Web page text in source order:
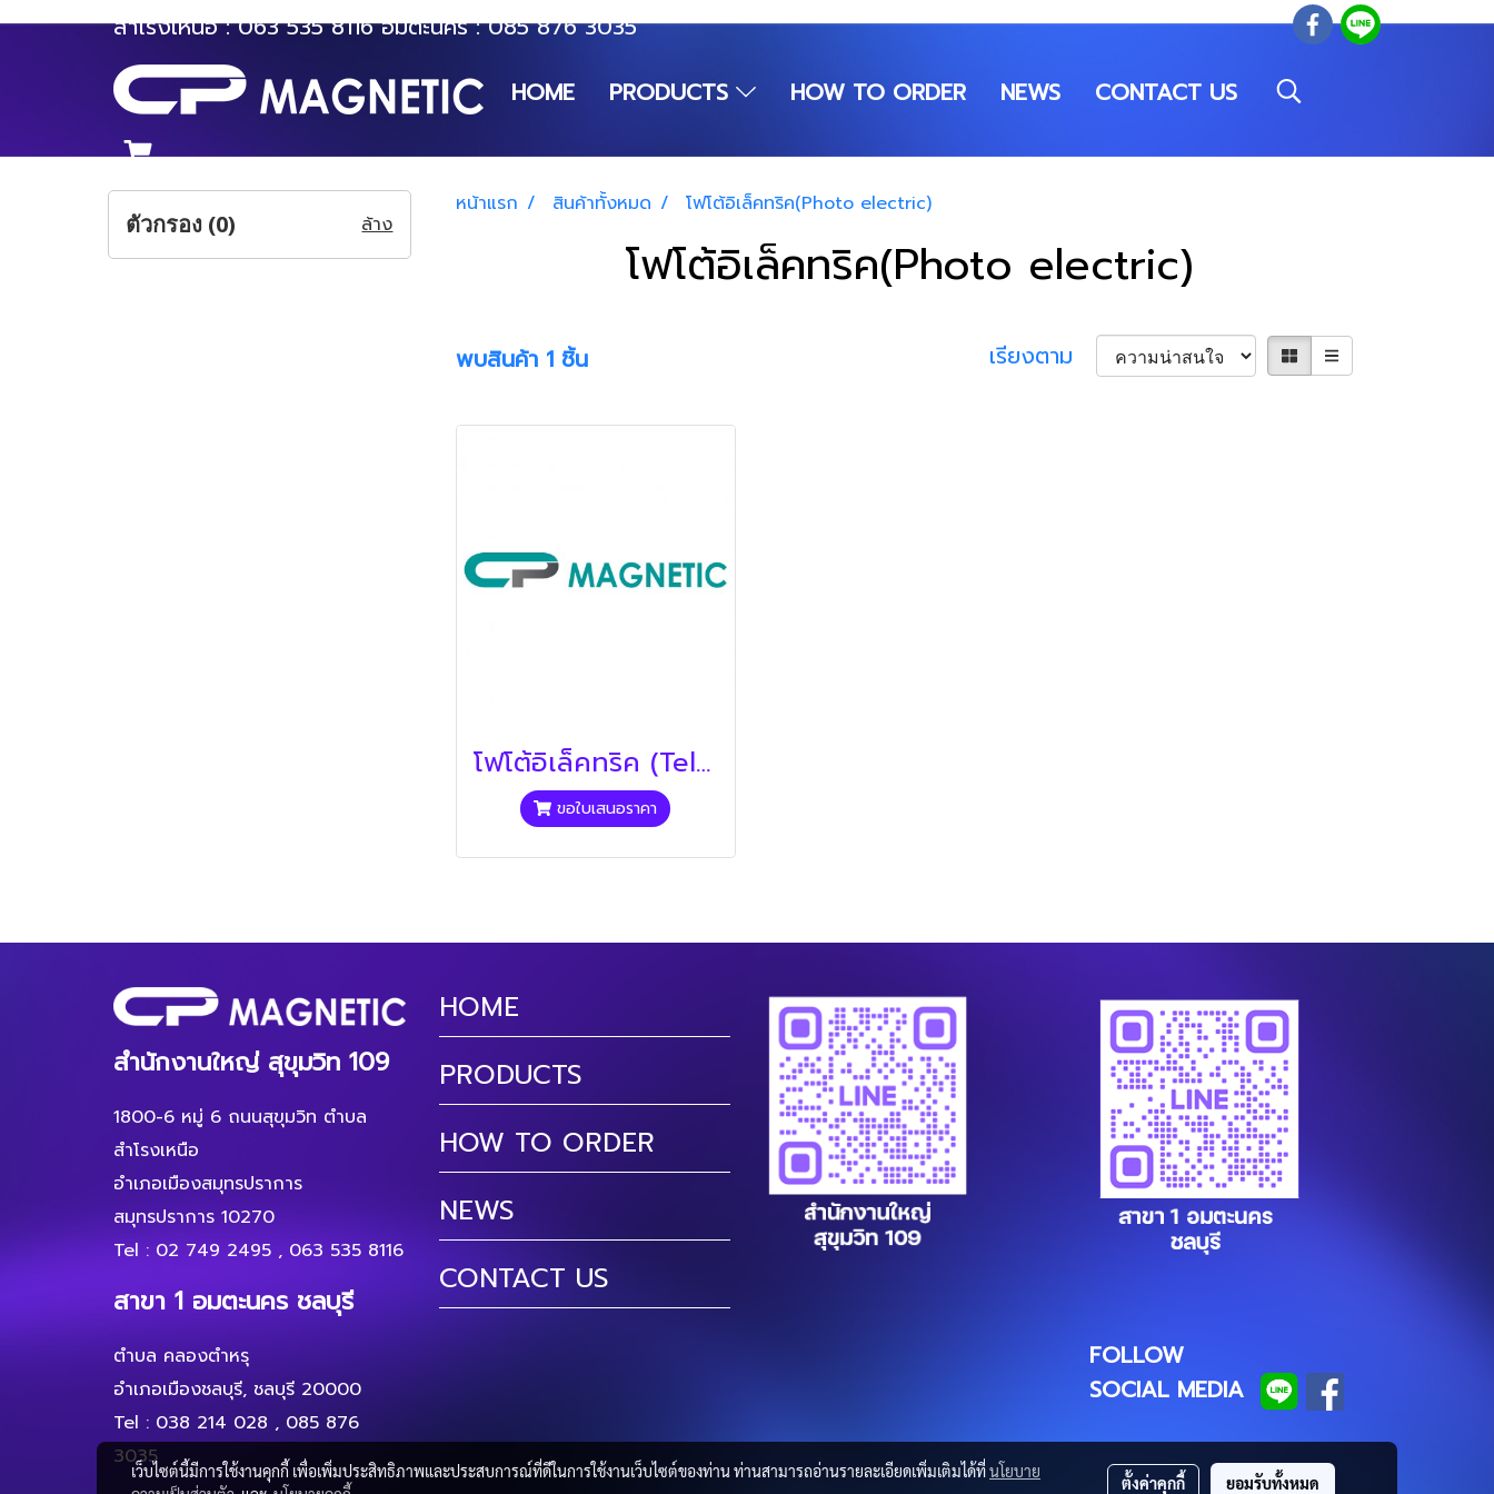
สำโรงเหนือ :063 535 8116อมตะนคร :085 876 3035
HOME
PRODUCTS HOW TO ORDER NEWS CONTACT US
หน้าแรก สินค้าทั้งหมด โฟโต้อิเล็คทริค(Photo electric)
โฟโต้อิเล็คทริค(Photo electric)
พบสินค้า 1 ชิ้น เรียงตาม
โฟโต้อิเล็คทริค (Telemecanique)
ขอใบเสนอราคา
ตัวกรอง (0) ล้าง
สำนักงานใหญ่ สุขุมวิท 109
1800-6 หมู่ 6 ถนนสุขุมวิท ตำบล
สำโรงเหนือ
อำเภอเมืองสมุทรปราการ
สมุทรปราการ 10270
Tel : 02 749 2495 , 063 535 8116
สาขา 1 อมตะนคร ชลบุรี
ตำบล คลองตำหรุ
อำเภอเมืองชลบุรี, ชลบุรี 20000
Tel : 038 214 028 , 085 876
3035
HOME
PRODUCTS
HOW TO ORDER
NEWS
CONTACT US
FOLLOW
SOCIAL MEDIA
เว็บไซต์นี้มีการใช้งานคุกกี้ เพื่อเพิ่มประสิทธิภาพและประสบการณ์ที่ดีในการใช้งานเว็บไซต์ของท่าน ท่านสามารถอ่านรายละเอียดเพิ่มเติมได้ที่นโยบาย
ตั้งค่าคุกกี้ ยอมรับทั้งหมด